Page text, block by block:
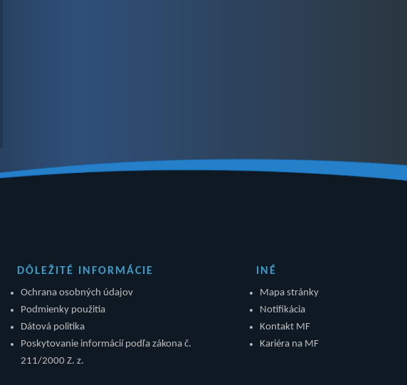
DÔLEŽITÉ INFORMÁCIE
Ochrana osobných údajov
Podmienky použitia
Dátová politika
Poskytovanie informácií podľa zákona č.
211/2000 Z. z.
INÉ
Mapa stránky
Notifikácia
Kontakt MF
Kariéra na MF